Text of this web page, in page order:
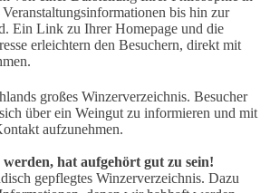
bis hin zur
Ein Link zu Ihrer Homepage und die
erleichtern den Besuchern, direkt mit
großes Winzerverzeichnis. Besucher
über ein Weingut zu informieren und mit
aufzunehmen.
hat aufgehört gut zu sein!
gepflegtes Winzerverzeichnis. Dazu